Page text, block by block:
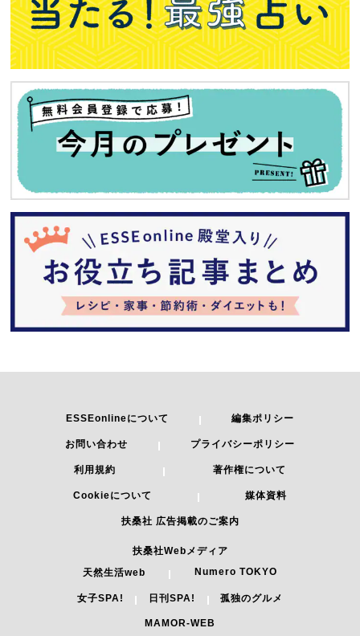
ESSEonlineについて 編集ポリシー
お問い合わせ プライバシーポリシー
利用規約 著作権について
Cookieについて 媒体資料
扶桑社 広告掲載のご案内
扶桑社Webメディア
天然生活web
Numero TOKYO
女子SPA! 日刊SPA! 孤独のグルメ
MAMOR-WEB